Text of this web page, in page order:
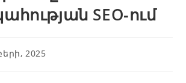
SEO‑ում
2025